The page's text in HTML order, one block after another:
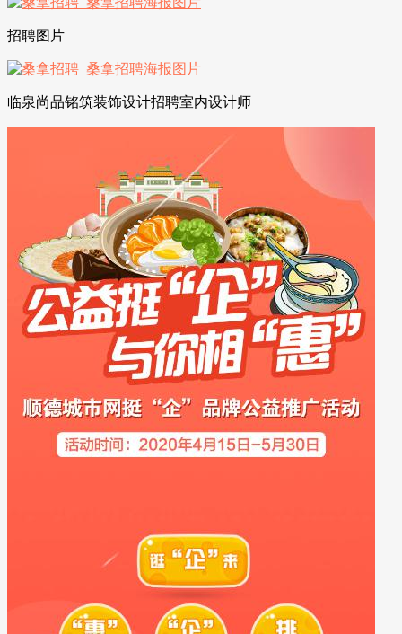
招聘图片
临泉尚品铭筑装饰设计招聘室内设计师